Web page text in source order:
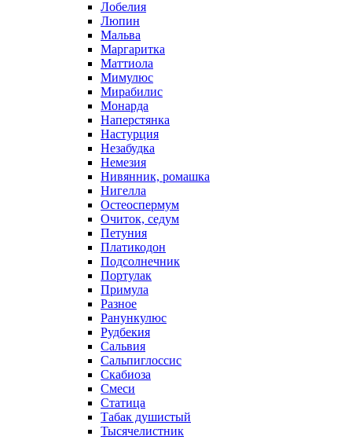
Лобелия
Люпин
Мальва
Маргаритка
Маттиола
Мимулюс
Мирабилис
Монарда
Наперстянка
Настурция
Незабудка
Немезия
Нивянник, ромашка
Нигелла
Остеоспермум
Очиток, седум
Петуния
Платикодон
Подсолнечник
Портулак
Примула
Разное
Ранункулюс
Рудбекия
Сальвия
Сальпиглоссис
Скабиоза
Смеси
Статица
Табак душистый
Тысячелистник